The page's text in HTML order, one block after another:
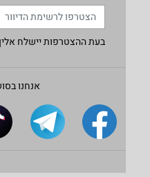
בעת ההצטרפות יישלח
אנחנו